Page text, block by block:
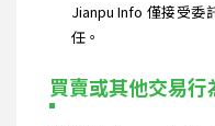
Jianpu Info 僅接受委
任。
買賣或其他交易行